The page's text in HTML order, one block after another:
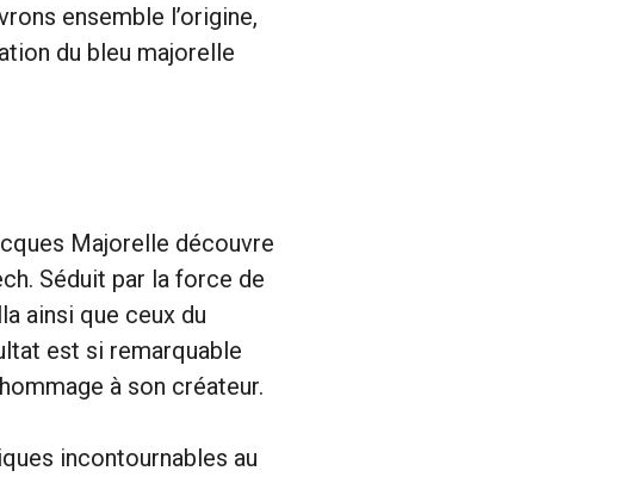
ensemble l’origine,
du bleu majorelle
Majorelle découvre
Séduit par la force de
ainsi que ceux du
est si remarquable
à son créateur.
incontournables au